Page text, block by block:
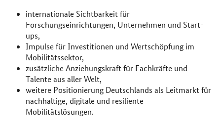
internationale Sichtbarkeit für
Forschungseinrichtungen, Unternehmen und Start-
ups,
Impulse für Investitionen und Wertschöpfung im
Mobilitätssektor,
zusätzliche Anziehungskraft für Fachkräfte und
Talente aus aller Welt,
weitere Positionierung Deutschlands als Leitmarkt für
nachhaltige, digitale und resiliente
Mobilitätslösungen.